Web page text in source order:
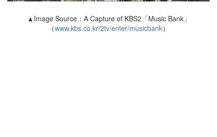
▲Image Source：A Capture of KBS2「Music Bank」
（www.kbs.co.kr/2tv/enter/musicbank）